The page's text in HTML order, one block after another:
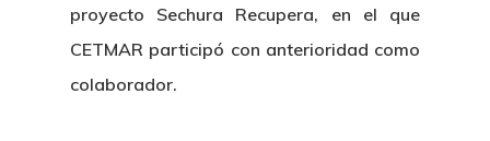
proyecto Sechura Recupera, en el que
CETMAR participó con anterioridad como
colaborador.
Nosotros